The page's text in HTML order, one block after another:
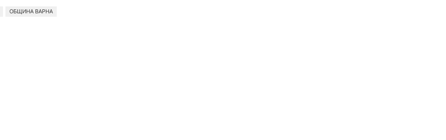
ОБЩИНА ВАРНА